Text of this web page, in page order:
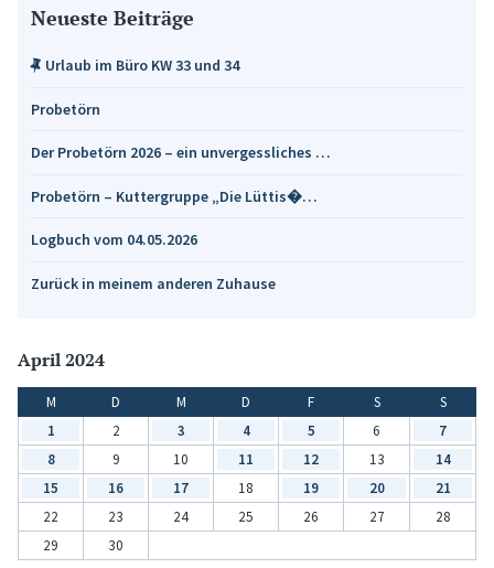
Neueste Beiträge
Urlaub im Büro KW 33 und 34
Probetörn
Der Probetörn 2026 – ein unvergessliches …
Probetörn – Kuttergruppe „Die Lüttis�…
Logbuch vom 04.05.2026
Zurück in meinem anderen Zuhause
April 2024
M D M D F S
S
1
2 3 4 5 6
7
8
9 10 11 12 13
14
15
16 17 18 19 20
21
22
23 24 25 26 27
28
29
30